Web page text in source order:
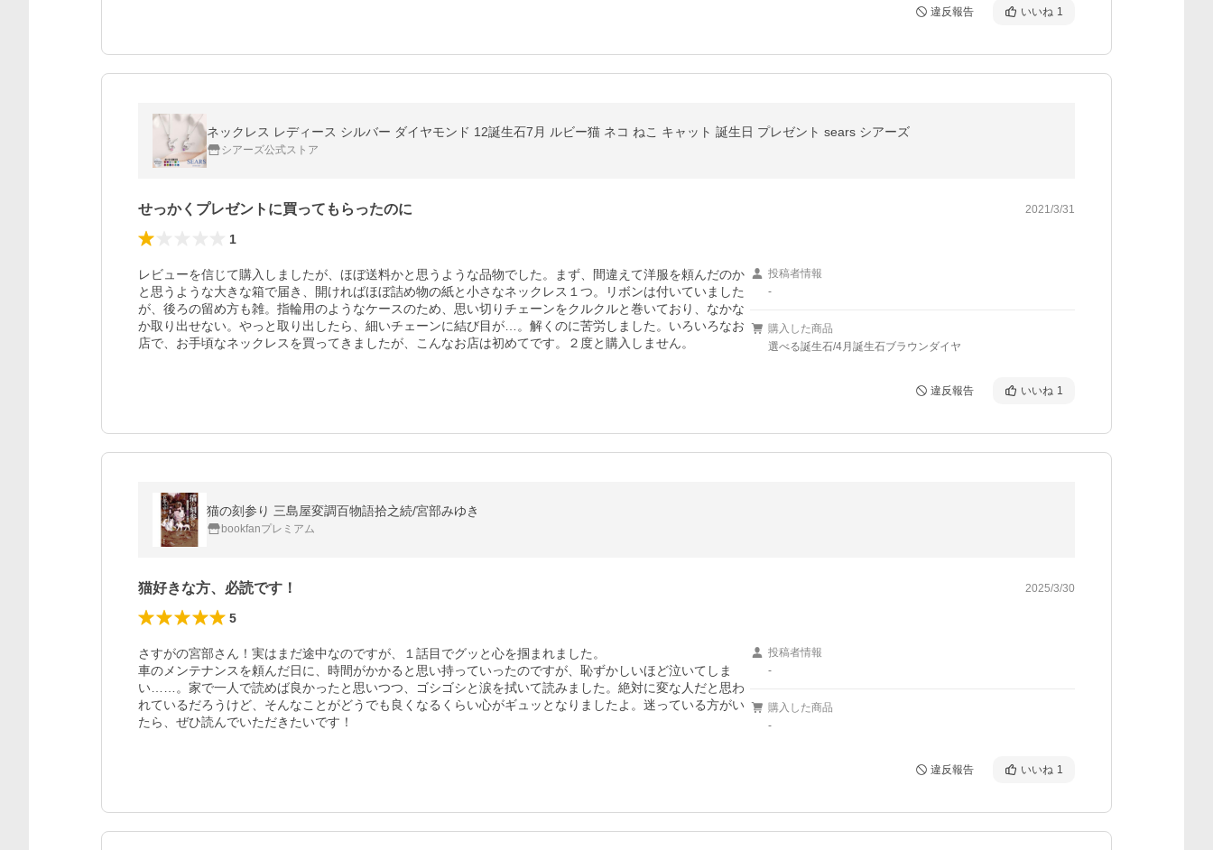
違反報告 いいね 1
ネックレス レディース シルバー ダイヤモンド 12誕生石7月 ルビー猫 ネコ ねこ キャット 誕生日 プレゼント sears シアーズ
シアーズ公式ストア
せっかくプレゼントに買ってもらったのに 2021/3/31
1
レビューを信じて購入しましたが、ほぼ送料かと思うような品物でした。まず、間違えて洋服を頼んだのか
と思うような大きな箱で届き、開ければほぼ詰め物の紙と小さなネックレス１つ。リボンは付いていました
が、後ろの留め方も雑。指輪用のようなケースのため、思い切りチェーンをクルクルと巻いており、なかな
か取り出せない。やっと取り出したら、細いチェーンに結び目が…。解くのに苦労しました。いろいろなお
店で、お手頃なネックレスを買ってきましたが、こんなお店は初めてです。２度と購入しません。
投稿者情報
-
購入した商品
選べる誕生石/4月誕生石ブラウンダイヤ
違反報告 いいね 1
猫の刻参り 三島屋変調百物語拾之続/宮部みゆき
bookfanプレミアム
猫好きな方、必読です！ 2025/3/30
5
さすがの宮部さん！実はまだ途中なのですが、１話目でグッと心を掴まれました。
車のメンテナンスを頼んだ日に、時間がかかると思い持っていったのですが、恥ずかしいほど泣いてしま
い……。家で一人で読めば良かったと思いつつ、ゴシゴシと涙を拭いて読みました。絶対に変な人だと思わ
れているだろうけど、そんなことがどうでも良くなるくらい心がギュッとなりましたよ。迷っている方がい
たら、ぜひ読んでいただきたいです！
投稿者情報
-
購入した商品
-
違反報告 いいね 1